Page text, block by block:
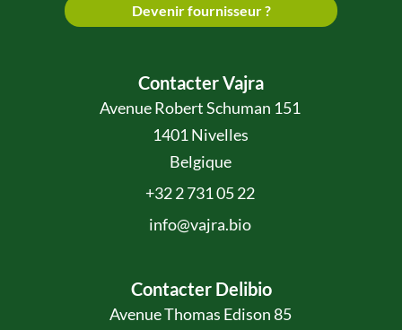
Devenir fournisseur ?
Contacter Vajra
Avenue Robert Schuman 151
1401 Nivelles
Belgique
+32 2 731 05 22
info@vajra.bio
Contacter Delibio
Avenue Thomas Edison 85